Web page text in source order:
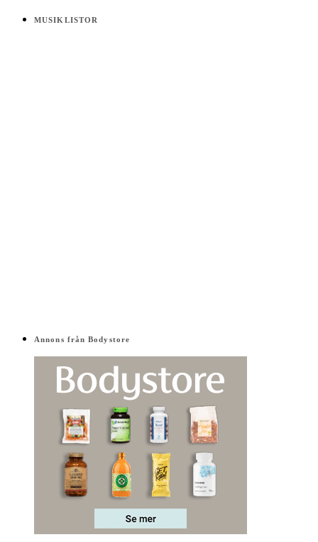
MUSIKLISTOR
Annons från Bodystore